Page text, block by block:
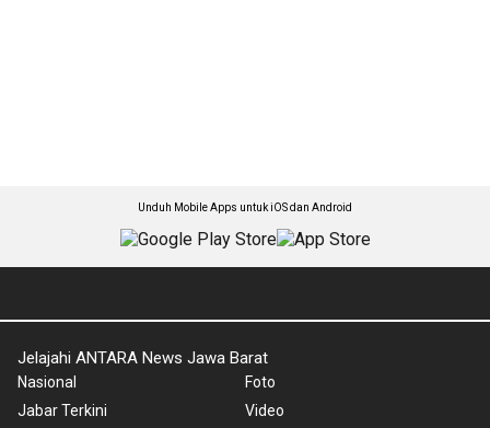
Unduh Mobile Apps untuk iOS dan Android
Jelajahi ANTARA News Jawa Barat
Nasional
Jabar Terkini
Foto
Video